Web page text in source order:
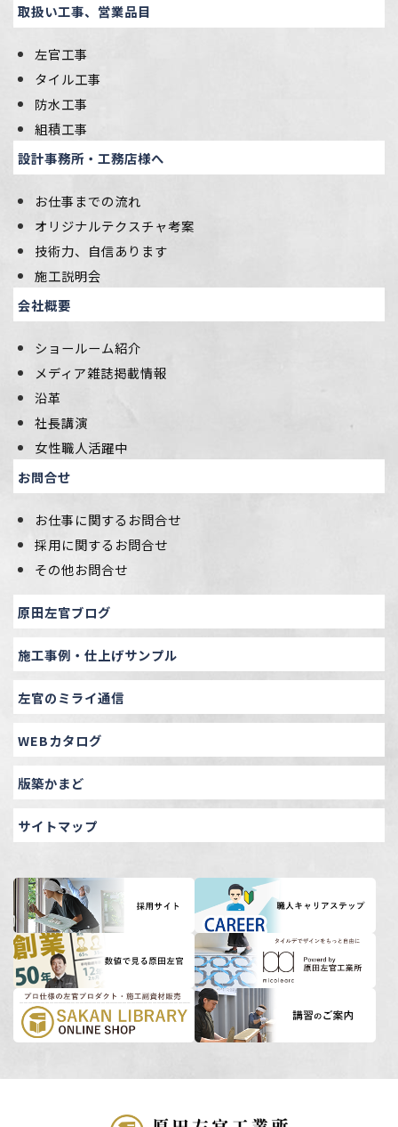
取扱い工事、営業品目
左官工事
タイル工事
防水工事
組積工事
設計事務所・工務店様へ
お仕事までの流れ
オリジナルテクスチャ考案
技術力、自信あります
施工説明会
会社概要
ショールーム紹介
メディア雑誌掲載情報
沿革
社長講演
女性職人活躍中
お問合せ
お仕事に関するお問合せ
採用に関するお問合せ
その他お問合せ
原田左官ブログ
施工事例・仕上げサンプル
左官のミライ通信
WEBカタログ
版築かまど
サイトマップ